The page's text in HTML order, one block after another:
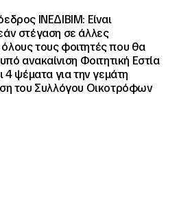
ΙΝΕΔΙΒΙΜ: Είναι
στέγαση σε άλλες
όλους τους φοιτητές που θα
ανακαίνιση Φοιτητική Εστία
ψέματα για την γεμάτη
του Συλλόγου Οικοτρόφων